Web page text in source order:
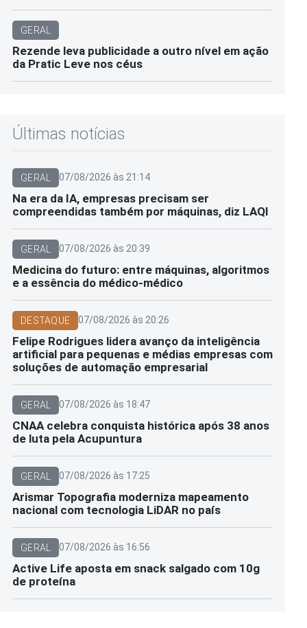
GERAL
Rezende leva publicidade a outro nível em ação
da Pratic Leve nos céus
Últimas notícias
GERAL 07/08/2026 às 21:14
Na era da IA, empresas precisam ser
compreendidas também por máquinas, diz LAQI
GERAL 07/08/2026 às 20:39
Medicina do futuro: entre máquinas, algoritmos
e a essência do médico-médico
DESTAQUE 07/08/2026 às 20:26
Felipe Rodrigues lidera avanço da inteligência
artificial para pequenas e médias empresas com
soluções de automação empresarial
GERAL 07/08/2026 às 18:47
CNAA celebra conquista histórica após 38 anos
de luta pela Acupuntura
GERAL 07/08/2026 às 17:25
Arismar Topografia moderniza mapeamento
nacional com tecnologia LiDAR no país
GERAL 07/08/2026 às 16:56
Active Life aposta em snack salgado com 10g
de proteína